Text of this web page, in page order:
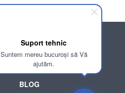
Suport tehnic
Suntem mereu bucuroși să Vă
ajutăm.
SUPPORT
помощь
эл. почта:info@achizitii.md
BLOG